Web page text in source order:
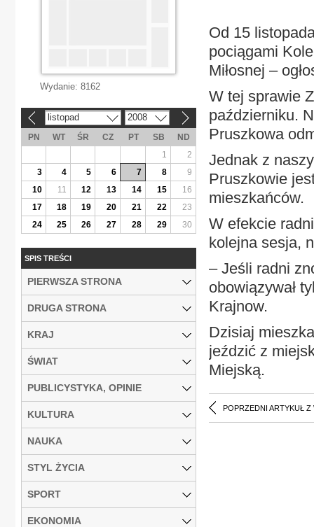
Od 15
pociągami
Miłosnej –
W tej sprawie
październiku.
Pruszkowa
Jednak z
Pruszkowie
mieszkańców.
W efekcie
kolejna sesja,
– Jeśli radni
obowiązywał
Krajnow.
Dzisiaj
jeździć z
Miejską.
POPRZEDNI ARTYKUŁ Z
Wydanie: 8162
listopad 2008
PN WT ŚR CZ PT SB
ND
1
2
3
4 5 6 7 8
9
10
11 12 13 14 15
16
17
18 19 20 21 22
23
24
25 26 27 28 29 30
SPIS TREŚCI
PIERWSZA STRONA
DRUGA STRONA
KRAJ
ŚWIAT
PUBLICYSTYKA, OPINIE
KULTURA
NAUKA
STYL ŻYCIA
SPORT
EKONOMIA